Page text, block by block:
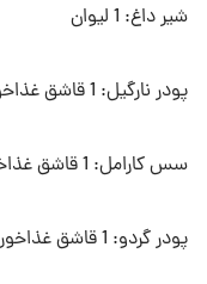
شیر داغ: 1 لیوان
پودر نارگیل: 1 قاشق غذاخوری
سس کارامل: 1 قاشق غذاخوری
پودر گردو: 1 قاشق غذاخوری